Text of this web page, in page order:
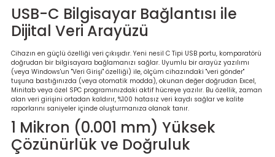
USB-C Bilgisayar Bağlantısı ile
Dijital Veri Arayüzü
Cihazın en güçlü özelliği veri çıkışıdır. Yeni nesil C Tipi USB portu, komparatörü
doğrudan bir bilgisayara bağlamanızı sağlar. Uyumlu bir arayüz yazılımı
(veya Windows'un "Veri Girişi" özelliği) ile, ölçüm cihazındaki "veri gönder"
tuşuna bastığınızda (veya otomatik modda), okunan değer doğrudan Excel,
Minitab veya özel SPC programınızdaki aktif hücreye yazılır. Bu özellik, zaman
alan veri girişini ortadan kaldırır, %100 hatasız veri kaydı sağlar ve kalite
raporlarını saniyeler içinde oluşturmanıza olanak tanır.
1 Mikron (0.001 mm) Yüksek
Çözünürlük ve Doğruluk